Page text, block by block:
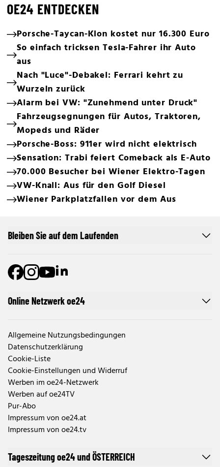
OE24 ENTDECKEN
Porsche-Taycan-Klon kostet nur 16.300 Euro
So einfach tricksen Tesla-Fahrer ihr Auto
aus
Nach "Luce"-Debakel: Ferrari kehrt zu
Wurzeln zurück
Alarm bei VW: "Zunehmend unter Druck"
Fahrzeugsegnungen für Autos, Traktoren,
Mopeds und Räder
Porsche-Boss: 911er wird nicht elektrisch
Sensation: Trabi feiert Comeback als E-Auto
70.000 Besucher bei Wiener Elektro-Tagen
VW-Knall: Aus für den Golf Diesel
Wiener Parkplatzfallen vor dem Aus
Online Netzwerk oe24
Allgemeine Nutzungsbedingungen
Datenschutzerklärung
Cookie-Liste
Cookie-Einstellungen und Widerruf
Werben im oe24-Netzwerk
Werben auf oe24TV
Pur-Abo
Impressum von oe24.at
Impressum von oe24.tv
Tageszeitung oe24 und ÖSTERREICH
Bleiben Sie auf dem Laufenden